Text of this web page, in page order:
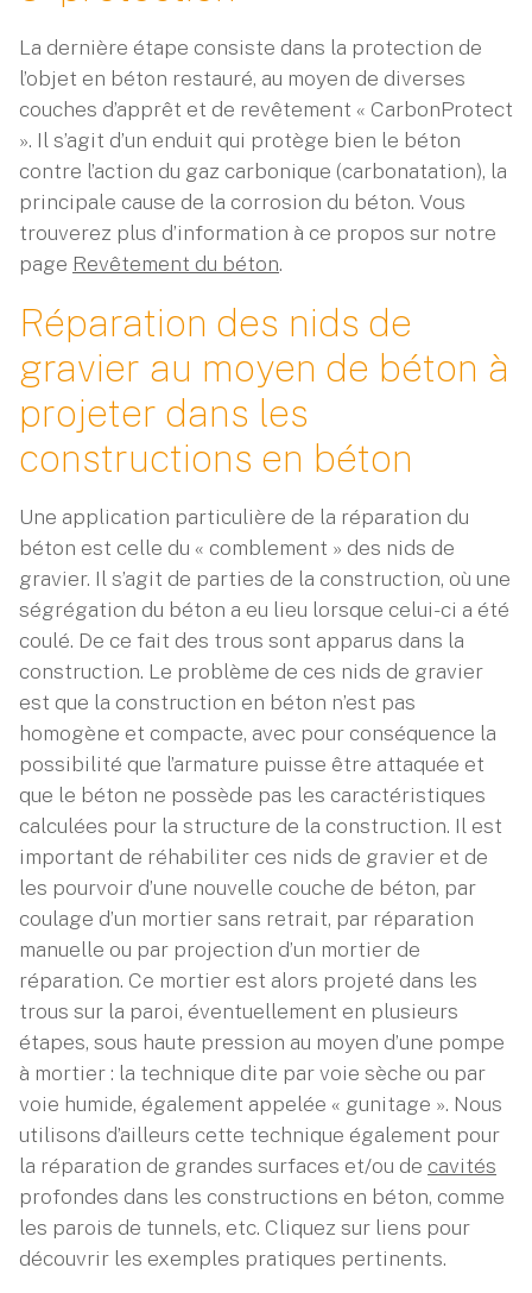
La dernière étape consiste dans la protection de
l’objet en béton restauré, au moyen de diverses
couches d’apprêt et de revêtement « CarbonProtect
». Il s’agit d’un enduit qui protège bien le béton
contre l’action du gaz carbonique (carbonatation), la
principale cause de la corrosion du béton. Vous
trouverez plus d’information à ce propos sur notre
page Revêtement du béton.
Réparation des nids de
gravier au moyen de béton à
projeter dans les
constructions en béton
Une application particulière de la réparation du
béton est celle du « comblement » des nids de
gravier. Il s’agit de parties de la construction, où une
ségrégation du béton a eu lieu lorsque celui-ci a été
coulé. De ce fait des trous sont apparus dans la
construction. Le problème de ces nids de gravier
est que la construction en béton n’est pas
homogène et compacte, avec pour conséquence la
possibilité que l’armature puisse être attaquée et
que le béton ne possède pas les caractéristiques
calculées pour la structure de la construction. Il est
important de réhabiliter ces nids de gravier et de
les pourvoir d’une nouvelle couche de béton, par
coulage d’un mortier sans retrait, par réparation
manuelle ou par projection d’un mortier de
réparation. Ce mortier est alors projeté dans les
trous sur la paroi, éventuellement en plusieurs
étapes, sous haute pression au moyen d’une pompe
à mortier : la technique dite par voie sèche ou par
voie humide, également appelée « gunitage ». Nous
utilisons d’ailleurs cette technique également pour
la réparation de grandes surfaces et/ou de cavités
profondes dans les constructions en béton, comme
les parois de tunnels, etc. Cliquez sur liens pour
découvrir les exemples pratiques pertinents.